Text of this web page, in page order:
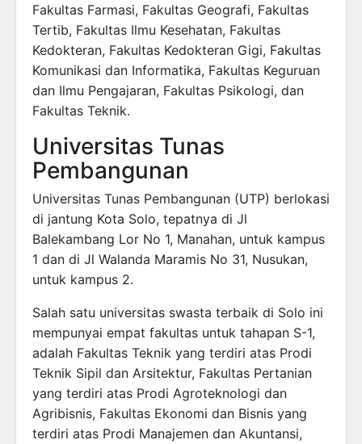
Fakultas Farmasi, Fakultas Geografi, Fakultas
Tertib, Fakultas Ilmu Kesehatan, Fakultas
Kedokteran, Fakultas Kedokteran Gigi, Fakultas
Komunikasi dan Informatika, Fakultas Keguruan
dan Ilmu Pengajaran, Fakultas Psikologi, dan
Fakultas Teknik.
Universitas Tunas
Pembangunan
Universitas Tunas Pembangunan (UTP) berlokasi
di jantung Kota Solo, tepatnya di Jl
Balekambang Lor No 1, Manahan, untuk kampus
1 dan di Jl Walanda Maramis No 31, Nusukan,
untuk kampus 2.
Salah satu universitas swasta terbaik di Solo ini
mempunyai empat fakultas untuk tahapan S-1,
adalah Fakultas Teknik yang terdiri atas Prodi
Teknik Sipil dan Arsitektur, Fakultas Pertanian
yang terdiri atas Prodi Agroteknologi dan
Agribisnis, Fakultas Ekonomi dan Bisnis yang
terdiri atas Prodi Manajemen dan Akuntansi,